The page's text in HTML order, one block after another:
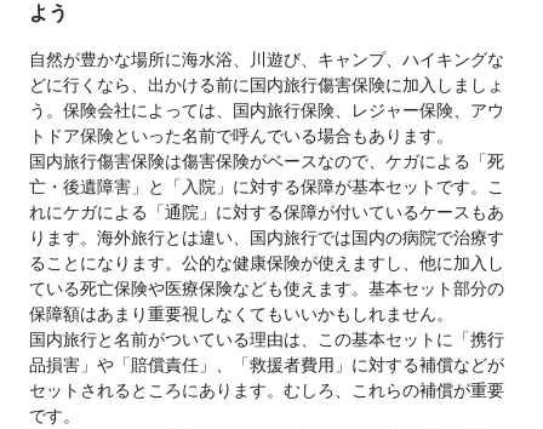
よう
自然が豊かな場所に海水浴、川遊び、キャンプ、ハイキングな
どに行くなら、出かける前に国内旅行傷害保険に加入しましょ
う。保険会社によっては、国内旅行保険、レジャー保険、アウ
トドア保険といった名前で呼んでいる場合もあります。
国内旅行傷害保険は傷害保険がベースなので、ケガによる「死
亡・後遺障害」と「入院」に対する保障が基本セットです。こ
れにケガによる「通院」に対する保障が付いているケースもあ
ります。海外旅行とは違い、国内旅行では国内の病院で治療す
ることになります。公的な健康保険が使えますし、他に加入し
ている死亡保険や医療保険なども使えます。基本セット部分の
保障額はあまり重要視しなくてもいいかもしれません。
国内旅行と名前がついている理由は、この基本セットに「携行
品損害」や「賠償責任」、「救援者費用」に対する補償などが
セットされるところにあります。むしろ、これらの補償が重要
です。